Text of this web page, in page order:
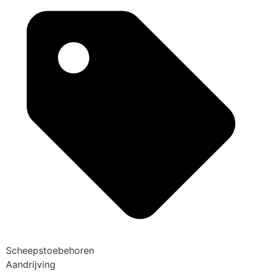
Scheepstoebehoren
Aandrijving